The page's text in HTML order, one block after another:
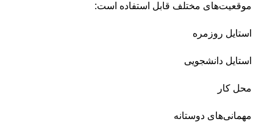
موقعیت‌های مختلف قابل استفاده است:
استایل روزمره
استایل دانشجویی
محل کار
مهمانی‌های دوستانه